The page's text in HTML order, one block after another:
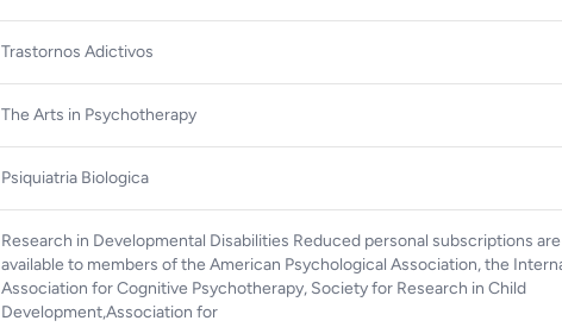
Trastornos Adictivos
The Arts in Psychotherapy
Psiquiatria Biologica
Research in Developmental Disabilities Reduced personal subscriptions are
available to members of the American Psychological Association, the
Association for Cognitive Psychotherapy, Society for Research in Child
Development,Association for